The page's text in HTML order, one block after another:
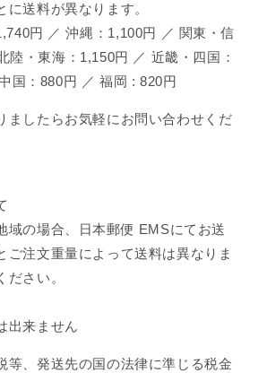
に送料が異なります。
円 ／ 沖縄：1,100円 ／ 関東・信
陸・東海：1,150円 ／ 近畿・四国：
国：880円 ／ 福岡 : 820円
ましたらお気軽にお問い合わせくだ
域の場合、日本郵便 EMSにてお送
ご注文重量によって送料は異なりま
ださい。
出来ません
等、発送先の国の法律に準じる税金